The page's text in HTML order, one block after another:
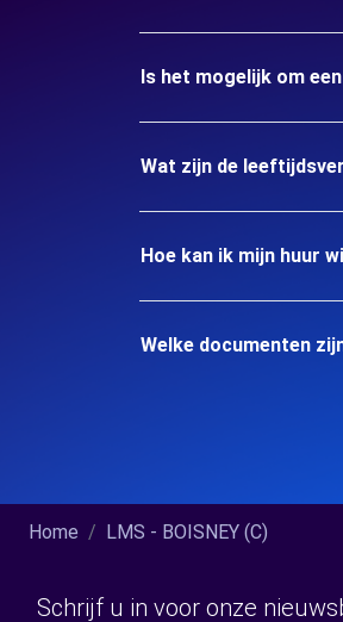
Is het mogelijk om
Wat zijn de
Hoe kan ik mijn huur
Welke documenten
Home LMS - BOISNEY (C)
Schrijf u in voor onze